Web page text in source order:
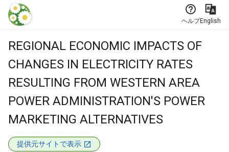
本文に飛ぶ
ヘルプEnglish
REGIONAL ECONOMIC IMPACTS OF
CHANGES IN ELECTRICITY RATES
RESULTING FROM WESTERN AREA
POWER ADMINISTRATION'S POWER
MARKETING ALTERNATIVES
提供元サイトで表示